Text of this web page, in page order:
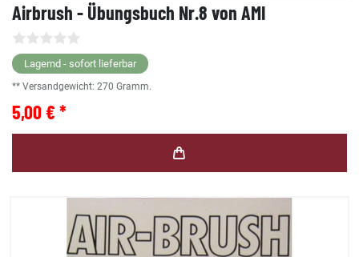
Airbrush - Übungsbuch Nr.8 von AMI
Lagernd - sofort lieferbar
** Versandgewicht: 270 Gramm.
5,00 € *